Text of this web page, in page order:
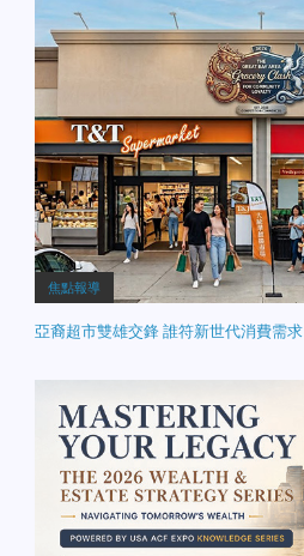
焦點報導
亞裔超市雙雄交鋒 誰符新世代消費需求